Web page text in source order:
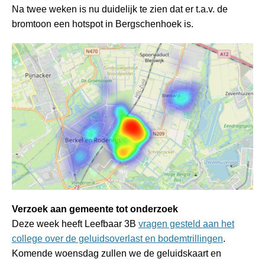
Na twee weken is nu duidelijk te zien dat er t.a.v. de
bromtoon een hotspot in Bergschenhoek is.
Verzoek aan gemeente tot onderzoek
Deze week heeft Leefbaar 3B vragen gesteld aan het
college over de geluidsoverlast en bodemtrillingen.
Komende woensdag zullen we de geluidskaart en